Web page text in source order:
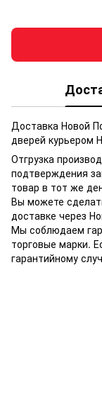
Доставка Новой
дверей курьером
Отгрузка
подтверждения
товар в тот же
Вы можете
доставке через
Мы соблюдаем
торговые марки.
гарантийному